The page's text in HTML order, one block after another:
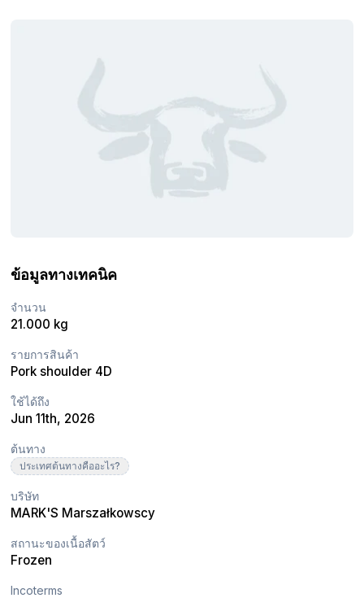
ข้อมูลทางเทคนิค
จำนวน
21.000 kg
รายการสินค้า
Pork shoulder 4D
ใช้ได้ถึง
Jun 11th, 2026
ต้นทาง
ประเทศต้นทางคืออะไร?
บริษัท
MARK'S Marszałkowscy
สถานะของเนื้อสัตว์
Frozen
Incoterms